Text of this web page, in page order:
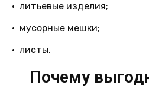
• литьевые изделия;
• мусорные мешки;
• листы.
Почему